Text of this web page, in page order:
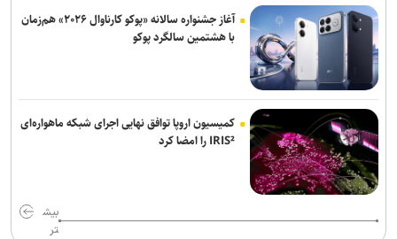
آغاز جشنواره سالانه «پوکو کارناوال ۲۰۲۶» هم‌زمان
با هشتمین سالگرد پوکو
کمیسیون اروپا توافق نهایی اجرای شبکه ماهواره‌ای
IRIS² را امضا کرد
بیش
تر